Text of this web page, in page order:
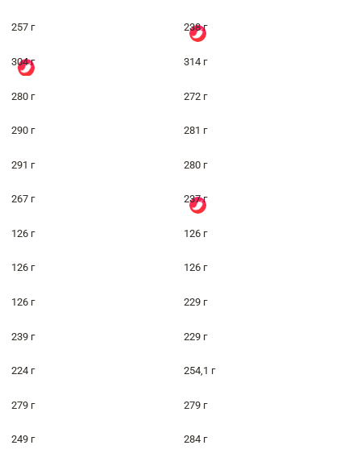
257 г 238 г
304 г 314 г
280 г 272 г
290 г 281 г
291 г 280 г
267 г 237 г
126 г 126 г
126 г 126 г
126 г 229 г
239 г 229 г
224 г 254,1 г
279 г 279 г
249 г 284 г